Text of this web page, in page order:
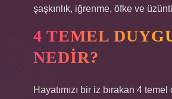
şaşkınlık, iğrenme, öfke ve
4 TEMEL
NEDIR?
Hayatımızı bir iz bırakan 4